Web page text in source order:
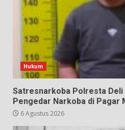
Hukum
Satresnarkoba Polresta Deli
Pengedar Narkoba di Pagar
6 Agustus 2026